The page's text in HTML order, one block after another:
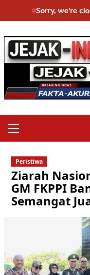
Sorry, we're
to
content
Menu
Peristiwa
Ziarah
GM FKPPI
Semangat